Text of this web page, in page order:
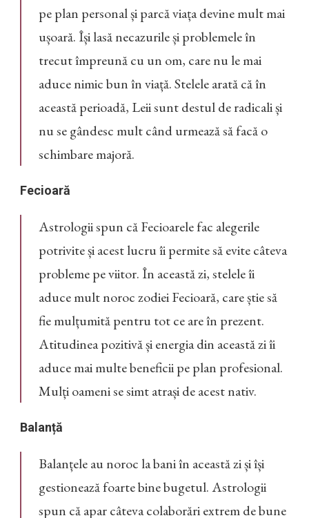
pe plan personal și parcă viața devine mult mai
ușoară. Își lasă necazurile și problemele în
trecut împreună cu un om, care nu le mai
aduce nimic bun în viață. Stelele arată că în
această perioadă, Leii sunt destul de radicali și
nu se gândesc mult când urmează să facă o
schimbare majoră.
Fecioară
Astrologii spun că Fecioarele fac alegerile
potrivite și acest lucru îi permite să evite câteva
probleme pe viitor. În această zi, stelele îi
aduce mult noroc zodiei Fecioară, care știe să
fie mulțumită pentru tot ce are în prezent.
Atitudinea pozitivă și energia din această zi îi
aduce mai multe beneficii pe plan profesional.
Mulți oameni se simt atrași de acest nativ.
Balanță
Balanțele au noroc la bani în această zi și își
gestionează foarte bine bugetul. Astrologii
spun că apar câteva colaborări extrem de bune